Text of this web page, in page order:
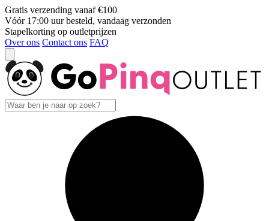
Gratis verzending vanaf €100
Vóór 17:00 uur besteld, vandaag verzonden
Stapelkorting op outletprijzen
Over ons Contact ons FAQ